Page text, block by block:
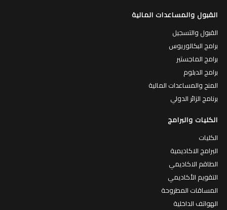
القبول والمساعدات المالية
القبول والتسجيل
برامج البكالوريوس
برامج الماجستير
برامج الدبلوم
المنح والمساعدات المالية
برنامج الزائر الدولي
الكليات والبرامج
الكليات
البرامج الاكاديمية
الطاقم الاكاديمي
التقويم الأكاديمي
المساقات المطروحة
الهواتف الداخلية